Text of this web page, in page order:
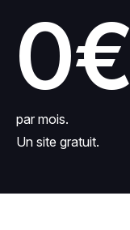
0€
par mois.
Un site gratuit.